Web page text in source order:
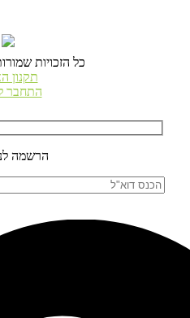
© כל הזכויות
תקנון
התחבר
הרשמה